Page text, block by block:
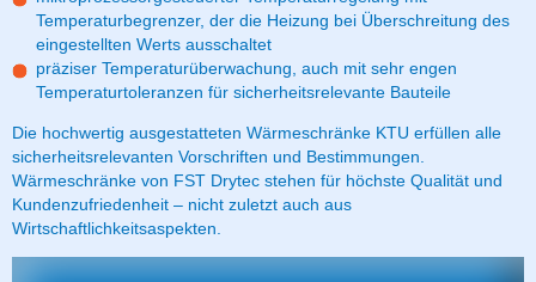
Temperaturbegrenzer, der die Heizung bei Überschreitung des
eingestellten Werts ausschaltet
präziser Temperaturüberwachung, auch mit sehr engen
Temperaturtoleranzen für sicherheitsrelevante Bauteile
Die hochwertig ausgestatteten Wärmeschränke KTU erfüllen alle
sicherheitsrelevanten Vorschriften und Bestimmungen.
Wärmeschränke von FST Drytec stehen für höchste Qualität und
Kundenzufriedenheit – nicht zuletzt auch aus
Wirtschaftlichkeitsaspekten.